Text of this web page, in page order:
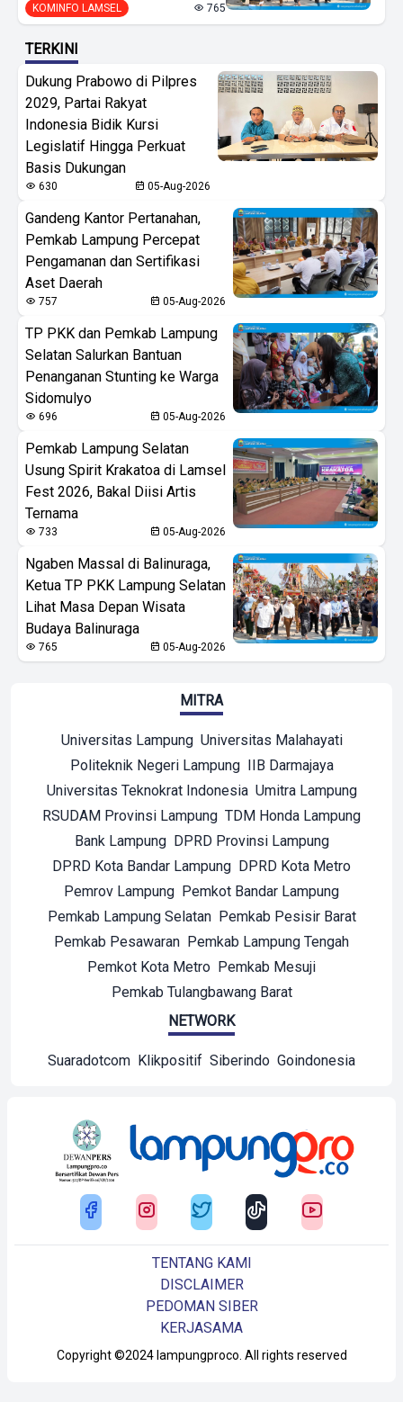
KOMINFO LAMSEL 765
TERKINI
Dukung Prabowo di Pilpres
2029, Partai Rakyat
Indonesia Bidik Kursi
Legislatif Hingga Perkuat
Basis Dukungan
630 05-Aug-2026
Gandeng Kantor Pertanahan,
Pemkab Lampung Percepat
Pengamanan dan Sertifikasi
Aset Daerah
757 05-Aug-2026
TP PKK dan Pemkab Lampung
Selatan Salurkan Bantuan
Penanganan Stunting ke Warga
Sidomulyo
696 05-Aug-2026
Pemkab Lampung Selatan
Usung Spirit Krakatoa di Lamsel
Fest 2026, Bakal Diisi Artis
Ternama
733 05-Aug-2026
Ngaben Massal di Balinuraga,
Ketua TP PKK Lampung Selatan
Lihat Masa Depan Wisata
Budaya Balinuraga
765 05-Aug-2026
MITRA
Universitas Lampung Universitas Malahayati
Politeknik Negeri Lampung IIB Darmajaya
Universitas Teknokrat Indonesia Umitra Lampung
RSUDAM Provinsi Lampung TDM Honda Lampung
Bank Lampung DPRD Provinsi Lampung
DPRD Kota Bandar Lampung DPRD Kota Metro
Pemrov Lampung Pemkot Bandar Lampung
Pemkab Lampung Selatan Pemkab Pesisir Barat
Pemkab Pesawaran Pemkab Lampung Tengah
Pemkot Kota Metro Pemkab Mesuji
Pemkab Tulangbawang Barat
NETWORK
Suaradotcom Klikpositif Siberindo Goindonesia
Copyright ©2024 lampungproco. All rights reserved
TENTANG KAMI
DISCLAIMER
PEDOMAN SIBER
KERJASAMA